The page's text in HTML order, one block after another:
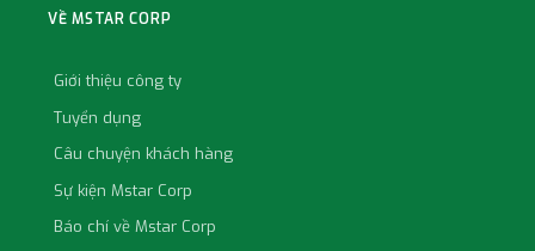
VỀ MSTAR CORP
Giới thiệu công ty
Tuyển dụng
Câu chuyện khách hàng
Sự kiện Mstar Corp
Báo chí về Mstar Corp